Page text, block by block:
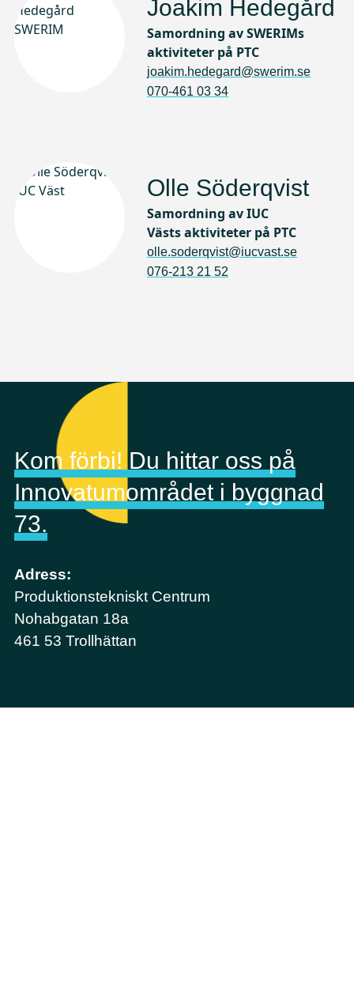
Joakim Hedegård
Samordning av SWERIMs
aktiviteter på PTC
joakim.hedegard@swerim.se
070-461 03 34
Olle Söderqvist
Samordning av IUC
Västs aktiviteter på PTC
olle.soderqvist@iucvast.se
076-213 21 52
Kom förbi! Du hittar oss på
Innovatumområdet i byggnad
73.
Adress:
Produktionstekniskt Centrum
Nohabgatan 18a
461 53 Trollhättan